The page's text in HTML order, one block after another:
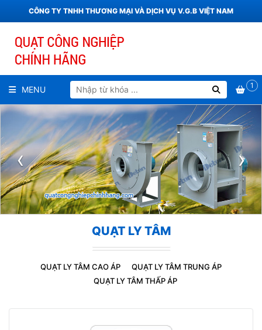
CÔNG TY TNHH THƯƠNG MẠI VÀ DỊCH VỤ V.G.B VIỆT NAM
MENU 1
‹ ›
QUẠT LY TÂM
QUẠT LY TÂM CAO ÁP
QUẠT LY TÂM TRUNG ÁP
QUẠT LY TÂM THẤP ÁP